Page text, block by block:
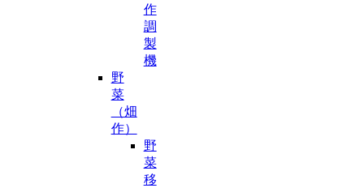
作
調
製
機
野
菜
（畑
作）
野
菜
移